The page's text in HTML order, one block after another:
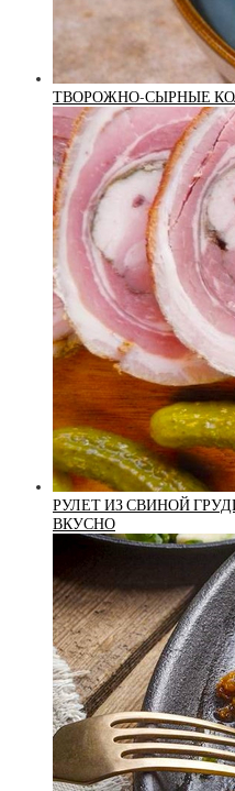
ТВОРОЖНО-СЫРНЫЕ
РУЛЕТ ИЗ СВИНОЙ
ВКУСНО